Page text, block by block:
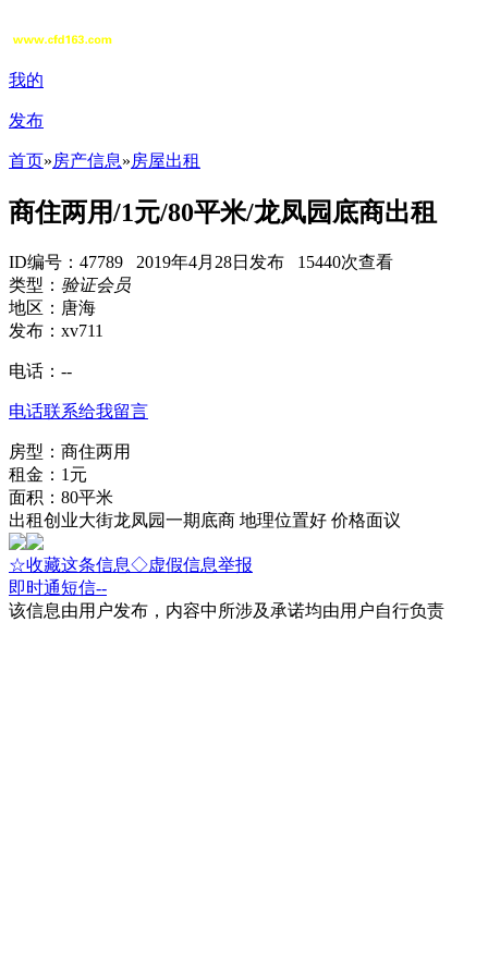
我的
发布
首页»房产信息»房屋出租
商住两用/1元/80平米/龙凤园底商出租
ID编号：47789 2019年4月28日发布 15440次查看
类型： 验证会员
地区：唐海
发布：xv711
电话： --
电话联系给我留言
房型：商住两用
租金：1元
面积：80平米
出租创业大街龙凤园一期底商 地理位置好 价格面议
☆收藏这条信息◇虚假信息举报
即时通短信--
该信息由用户发布，内容中所涉及承诺均由用户自行负责